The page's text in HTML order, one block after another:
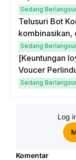
IPO Global!
Sedang
Telusuri Bot
kombinasikan,
Sedang
[Keuntungan
Voucer
hingga $50
Sedang
Log
Komentar